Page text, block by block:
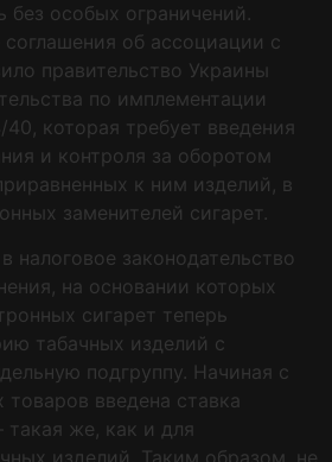
без особых ограничений.
об ассоциации с
правительство Украины
по имплементации
которая требует введения
и контроля за оборотом
к ним изделий, в
заменителей сигарет.
налоговое законодательство
на основании которых
сигарет теперь
табачных изделий с
подгруппу. Начиная с
товаров введена ставка
такая же, как и для